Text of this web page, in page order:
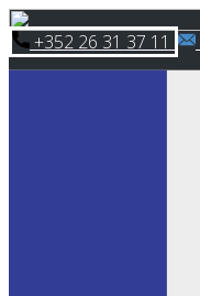
Skip
to
content
​+352 26 31 37 11